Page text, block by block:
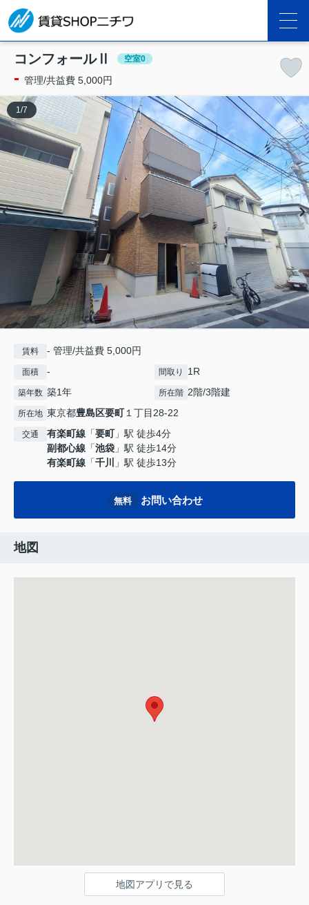
コンフォールⅡ 空室0
- 管理/共益費 5,000円
1 /7
賃料 - 管理/共益費 5,000円
面積 - 間取り 1R
築年数 築1年 所在階 2階/3階建
所在地 東京都豊島区要町１丁目28-22
交通 有楽町線 「要町」駅 徒歩4分
副都心線 「池袋 」駅 徒歩14分
有楽町線 「千川 」駅 徒歩13分
無料 お問い合わせ
地図
地図アプリで見る